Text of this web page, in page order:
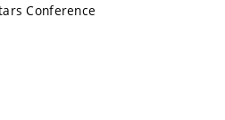
Conference